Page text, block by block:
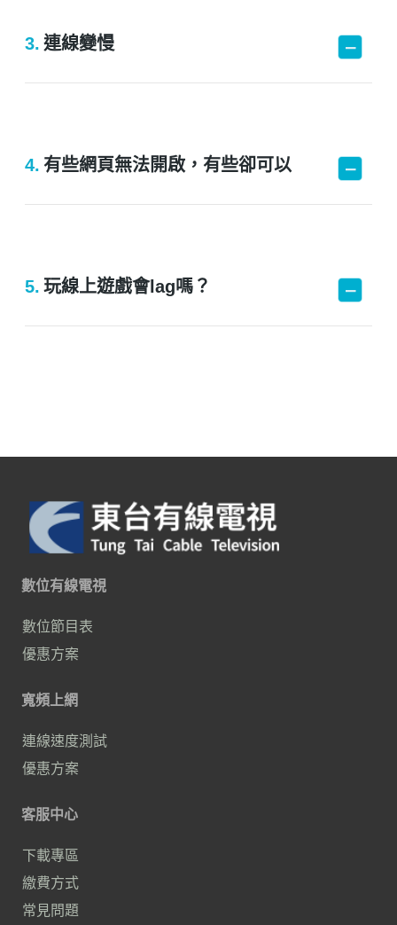
3. 連線變慢
4. 有些網頁無法開啟，有些卻可以
5. 玩線上遊戲會lag嗎？
數位有線電視
數位節目表
優惠方案
寬頻上網
連線速度測試
優惠方案
客服中心
下載專區
繳費方式
常見問題